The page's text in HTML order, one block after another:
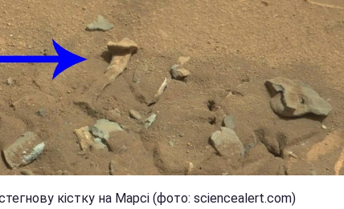
кістку на Марсі (фото: sciencealert.com)